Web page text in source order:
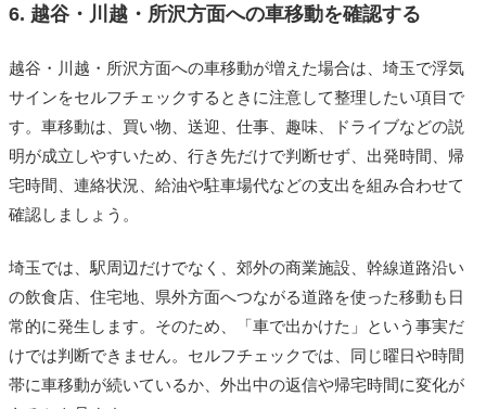
6. 越谷・川越・所沢方面への車移動を確認する
越谷・川越・所沢方面への車移動が増えた場合は、埼玉で浮気
サインをセルフチェックするときに注意して整理したい項目で
す。車移動は、買い物、送迎、仕事、趣味、ドライブなどの説
明が成立しやすいため、行き先だけで判断せず、出発時間、帰
宅時間、連絡状況、給油や駐車場代などの支出を組み合わせて
確認しましょう。
埼玉では、駅周辺だけでなく、郊外の商業施設、幹線道路沿い
の飲食店、住宅地、県外方面へつながる道路を使った移動も日
常的に発生します。そのため、「車で出かけた」という事実だ
けでは判断できません。セルフチェックでは、同じ曜日や時間
帯に車移動が続いているか、外出中の返信や帰宅時間に変化が